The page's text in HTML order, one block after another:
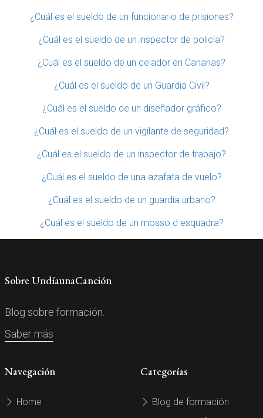
¿Cuál es el sueldo de un funcionario de prisiones?
¿Cuál es el sueldo de un inspector de policía?
¿Cuál es el sueldo de un celador en Canarias?
¿Cuál es el sueldo de un Guardia Civil?
¿Cuál es el sueldo de un diseñador gráfico?
¿Cuál es el sueldo de un vigilante de seguridad?
¿Cuál es el sueldo de un inspector de trabajo?
¿Cuál es el sueldo de una azafata de vuelo?
¿Cuál es el sueldo de un guardia urbano?
¿Cuál es el sueldo de un mosso d esquadra?
Sobre UndíaunaCanción
Blog sobre formación.
Saber más
Navegación
Home
Categorías
Blog de formación